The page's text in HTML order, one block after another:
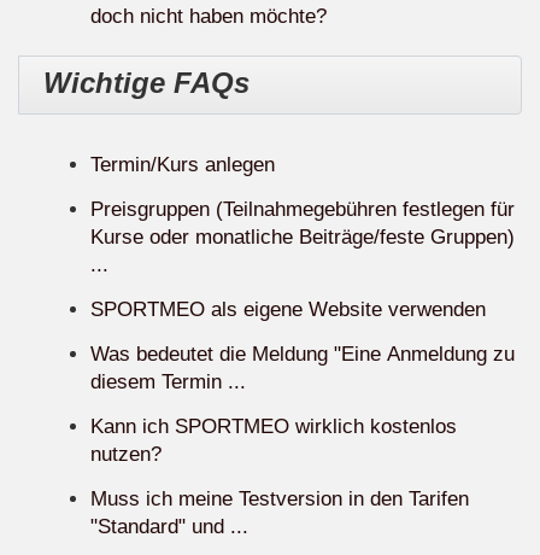
doch nicht haben möchte?
Wichtige FAQs
Termin/Kurs anlegen
Preisgruppen (Teilnahmegebühren festlegen für
Kurse oder monatliche Beiträge/feste Gruppen)
...
SPORTMEO als eigene Website verwenden
Was bedeutet die Meldung "Eine Anmeldung zu
diesem Termin ...
Kann ich SPORTMEO wirklich kostenlos
nutzen?
Muss ich meine Testversion in den Tarifen
"Standard" und ...